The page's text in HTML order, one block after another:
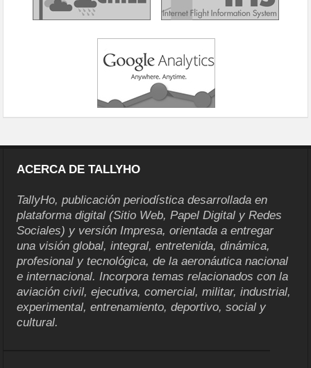
ACERCA DE TALLYHO
TallyHo, publicación periodística desarrollada en
plataforma digital (Sitio Web, Papel Digital y Redes
Sociales) y versión Impresa, orientada a entregar
una visión global, integral, entretenida, dinámica,
profesional y tecnológica, de la aeronáutica nacional
e internacional. Incorpora temas relacionados con la
aviación civil, ejecutiva, comercial, militar, industrial,
experimental, entrenamiento, deportivo, social y
cultural.